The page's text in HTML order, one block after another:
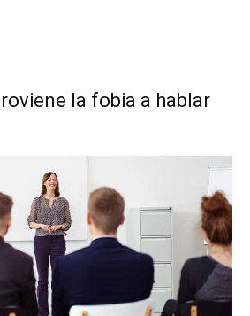
la fobia a hablar